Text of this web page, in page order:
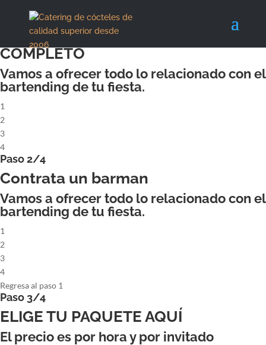
Paso 1/4
ALQUILA UN COCKTAILBAR
COMPLETO
Vamos a ofrecer todo lo relacionado con el
bartending de tu fiesta.
1
2
3
4
Paso 2/4
Contrata un barman
Vamos a ofrecer todo lo relacionado con el
bartending de tu fiesta.
1
2
3
4
Regresa al paso 1
Paso 3/4
ELIGE TU PAQUETE AQUÍ
El precio es por hora y por invitado